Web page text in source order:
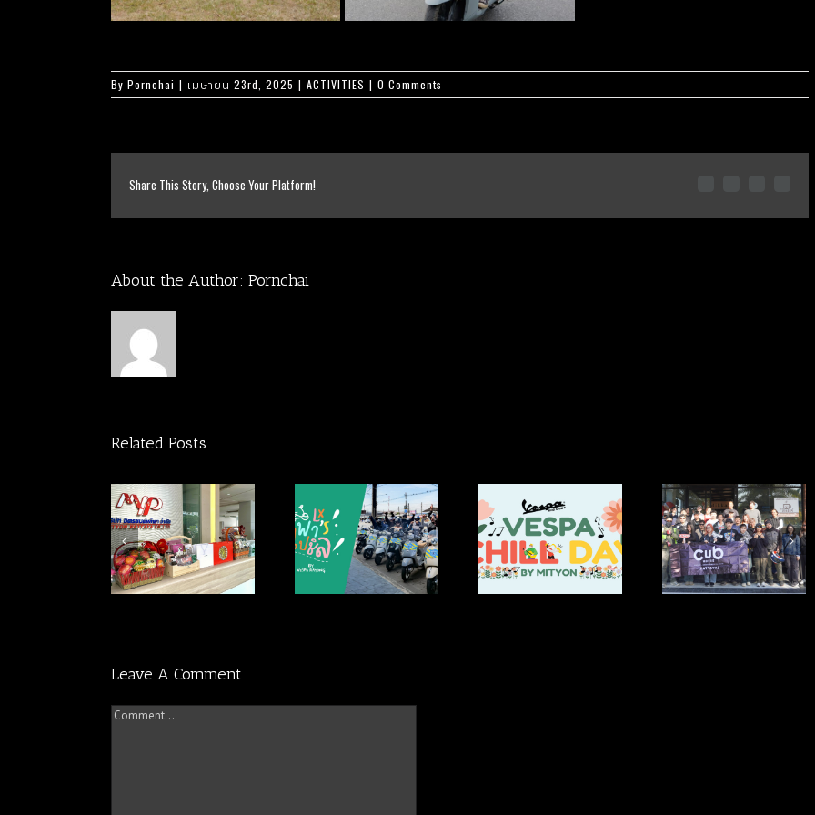
By Pornchai | เมษายน 23rd, 2025 | ACTIVITIES | 0 Comments
Share This Story, Choose Your Platform!
About the Author: Pornchai
Related Posts
ประมวลภาพกิจกรรม
Vespa พาชิว BY
VespaRayong
ประมวลภาพกิจกรรม
Vespa Chill Day In The
Garden BY VespaRayong
กิจกรรม ” CUB House
Pattaya Present Pattaya
International Firework
Festival 2025 “
กิจกรรม “CUB
Pattaya Exclusive
From Pattaya🏖️
Prachinburi
Leave A Comment
Comment